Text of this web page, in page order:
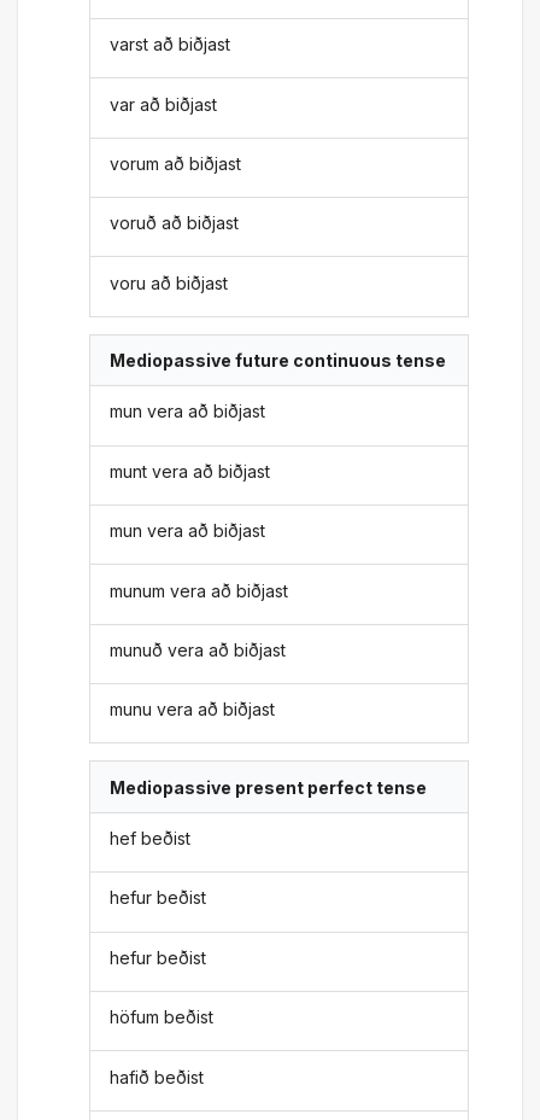
varst að biðjast
var að biðjast
vorum að biðjast
voruð að biðjast
voru að biðjast
Mediopassive future continuous tense
mun vera að biðjast
munt vera að biðjast
mun vera að biðjast
munum vera að biðjast
munuð vera að biðjast
munu vera að biðjast
Mediopassive present perfect tense
hef beðist
hefur beðist
hefur beðist
höfum beðist
hafið beðist